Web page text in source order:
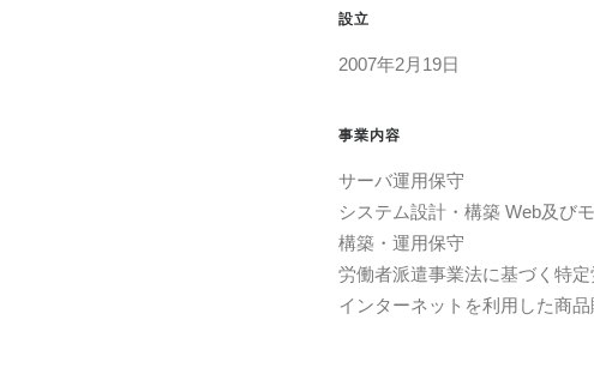
設立
2007年2月19日
事業内容
サーバ運用保守
システム設計・構築 Web及び
構築・運用保守
労働者派遣事業法に基づく特
インターネットを利用した商